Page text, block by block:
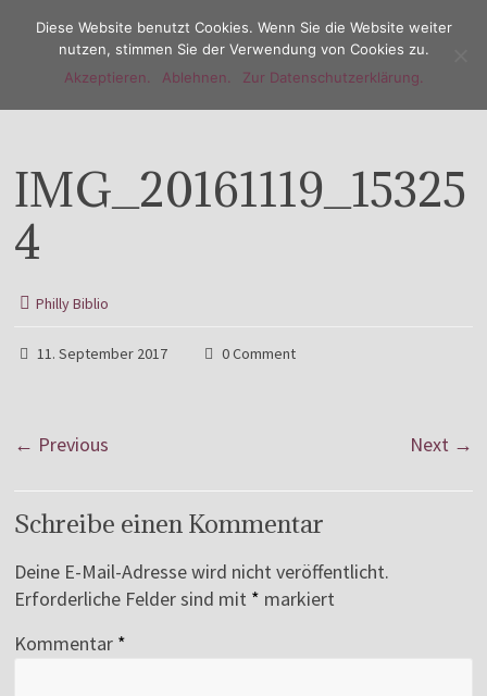
Menu
IMG_20161119_15325
4
Philly Biblio
11. September 2017 0 Comment
← Previous Next →
Schreibe einen Kommentar
Deine E-Mail-Adresse wird nicht veröffentlicht.
Erforderliche Felder sind mit * markiert
Kommentar *
Diese Website benutzt Cookies. Wenn Sie die Website weiter
nutzen, stimmen Sie der Verwendung von Cookies zu.
Akzeptieren.
Ablehnen. Zur Datenschutzerklärung.